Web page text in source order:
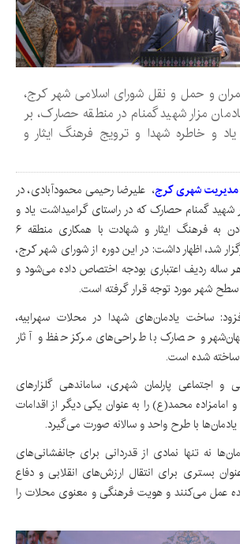
و حمل و نقل شورای اسلامی شهر کرج،
یادمان مزار شهید گمنام در منطقه حصارک، بر
و خاطره شهدا و ترویج فرهنگ ایثار و
مدیریت شهری کرج، علیرضا رحیمی محمودآبادی، در
شهید گمنام حصارک که در راستای گرامیداشت یاد و
خاطره شهدا و ارج نهادن به فرهنگ ایثار و شهادت با همکاری منطقه ۶
شد، اظهار داشت: در این دوره از شورای شهر کرج،
ساله ردیف اعتباری بودجه اختصاص داده می‌شود و
شهر مورد توجه قرار گرفته است.
ساخت یادمان‌های شهدا در محلات سهرابیه،
و حصارک با طراحی‌های مرکز حفظ و آثار
شده است.
و اجتماعی پارلمان شهری، ساماندهی گلزارهای
محمد(ع) را به عنوان یکی دیگر از اقدامات
با طرح واحد و سالانه صورت می‌گیرد.
نه تنها نمادی از قدردانی برای جانفشانی‌های
بستری برای انتقال ارزش‌های انقلابی و دفاع
عمل می‌کنند و هویت فرهنگی و معنوی محلات را